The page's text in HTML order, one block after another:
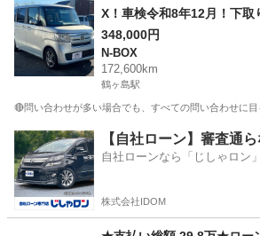
X！車検令和8年12月！下取
348,000円
N-BOX
172,600km
鶴ヶ島駅
🔴問い合わせが多い場合でも、すべての問い合わせに
埼玉 川越市 鶴ヶ島駅 N-BOX 車両
【自社ローン】審査通
自社ローンなら「じしゃロン
株式会社IDOM